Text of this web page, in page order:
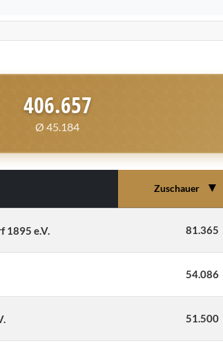
406.657
Ø 45.184
Zuschauer ▼
1895 e.V. 81.365
54.086
51.500